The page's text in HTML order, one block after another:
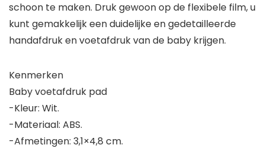
schoon te maken. Druk gewoon op de flexibele film, u
kunt gemakkelijk een duidelijke en gedetailleerde
handafdruk en voetafdruk van de baby krijgen.
Kenmerken
Baby voetafdruk pad
-Kleur: Wit.
-Materiaal: ABS.
-Afmetingen: 3,1×4,8 cm.